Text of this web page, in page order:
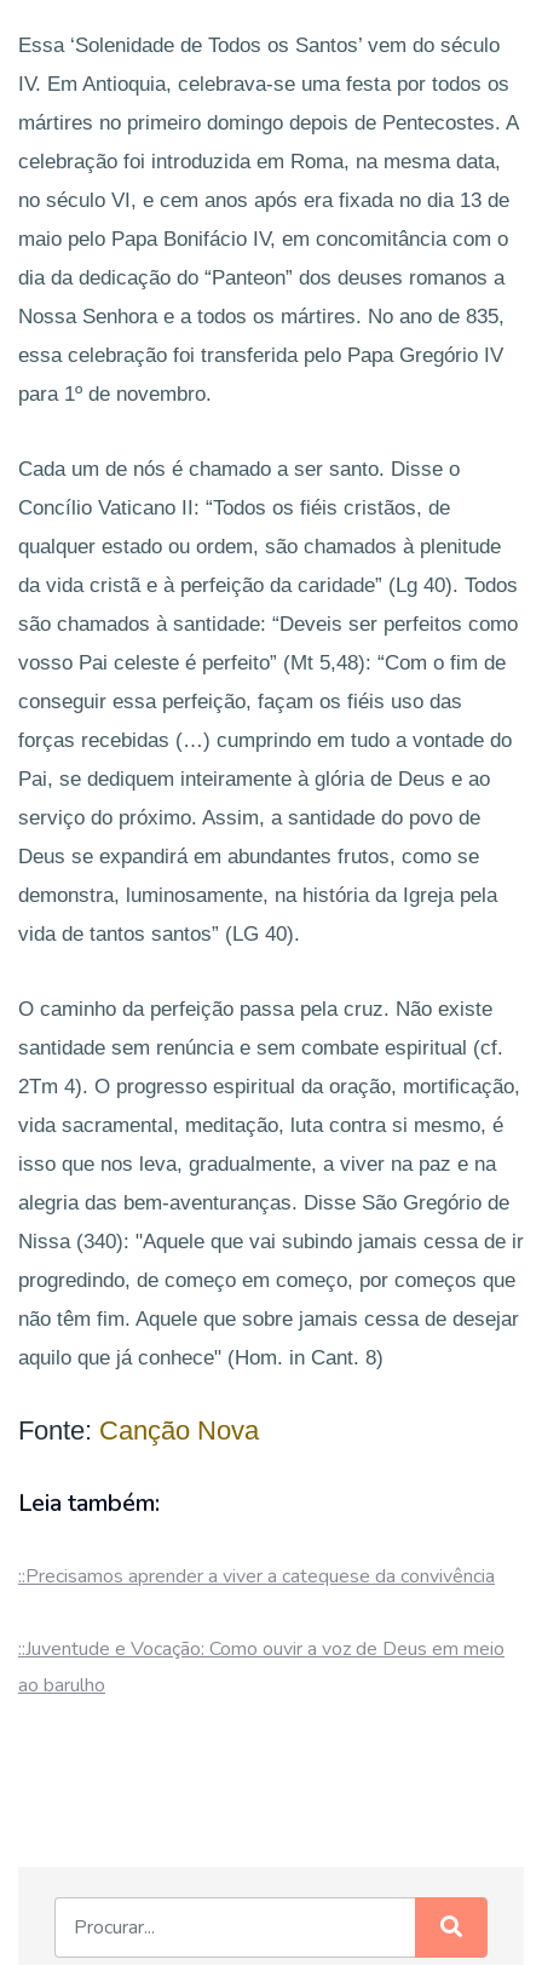
Essa ‘Solenidade de Todos os Santos’ vem do século
IV. Em Antioquia, celebrava-se uma festa por todos os
mártires no primeiro domingo depois de Pentecostes. A
celebração foi introduzida em Roma, na mesma data,
no século VI, e cem anos após era fixada no dia 13 de
maio pelo Papa Bonifácio IV, em concomitância com o
dia da dedicação do “Panteon” dos deuses romanos a
Nossa Senhora e a todos os mártires. No ano de 835,
essa celebração foi transferida pelo Papa Gregório IV
para 1º de novembro.
Cada um de nós é chamado a ser santo. Disse o
Concílio Vaticano II: “Todos os fiéis cristãos, de
qualquer estado ou ordem, são chamados à plenitude
da vida cristã e à perfeição da caridade” (Lg 40). Todos
são chamados à santidade: “Deveis ser perfeitos como
vosso Pai celeste é perfeito” (Mt 5,48): “Com o fim de
conseguir essa perfeição, façam os fiéis uso das
forças recebidas (…) cumprindo em tudo a vontade do
Pai, se dediquem inteiramente à glória de Deus e ao
serviço do próximo. Assim, a santidade do povo de
Deus se expandirá em abundantes frutos, como se
demonstra, luminosamente, na história da Igreja pela
vida de tantos santos” (LG 40).
O caminho da perfeição passa pela cruz. Não existe
santidade sem renúncia e sem combate espiritual (cf.
2Tm 4). O progresso espiritual da oração, mortificação,
vida sacramental, meditação, luta contra si mesmo, é
isso que nos leva, gradualmente, a viver na paz e na
alegria das bem-aventuranças. Disse São Gregório de
Nissa (340): "Aquele que vai subindo jamais cessa de ir
progredindo, de começo em começo, por começos que
não têm fim. Aquele que sobre jamais cessa de desejar
aquilo que já conhece" (Hom. in Cant. 8)
Fonte: Canção Nova
Leia também:
::Precisamos aprender a viver a catequese da convivência
::Juventude e Vocação: Como ouvir a voz de Deus em meio
ao barulho